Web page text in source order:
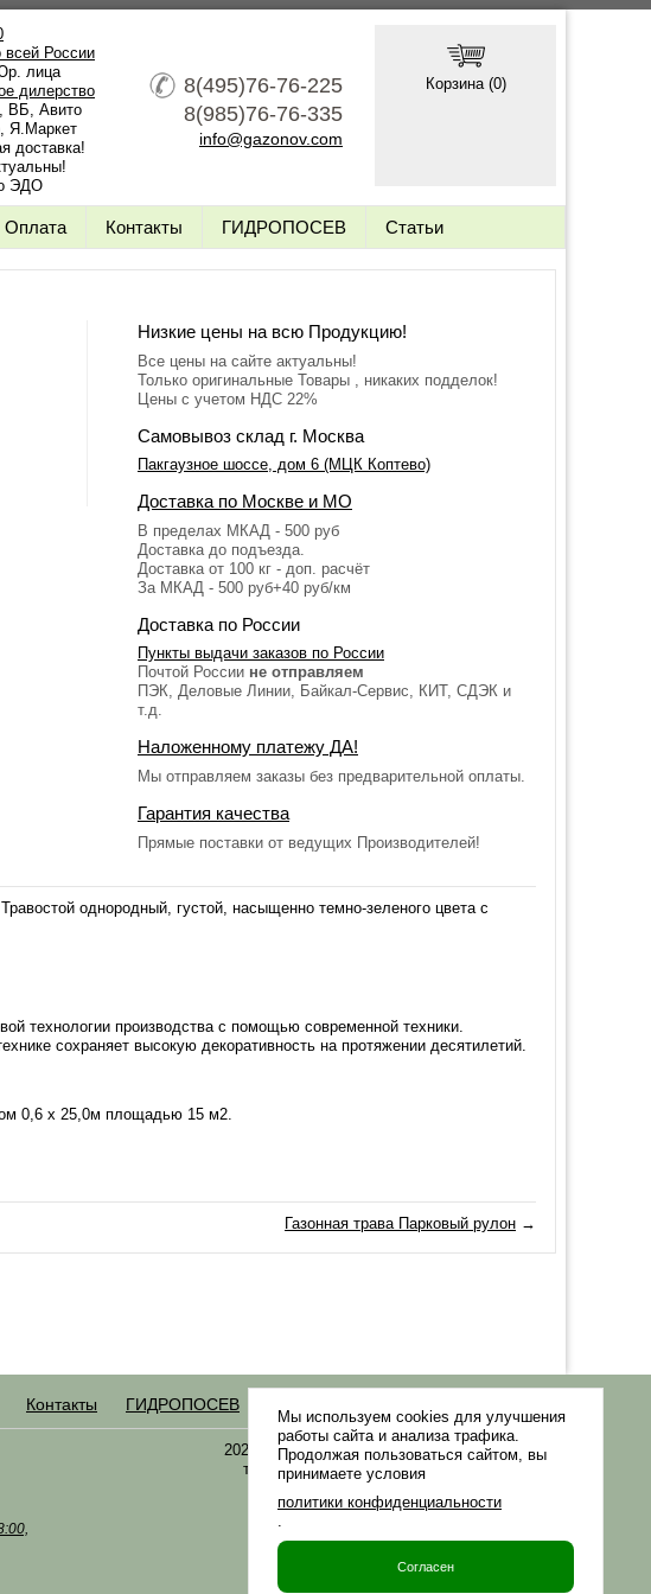
всей России
лица
дилерство
ВБ, Авито
Я.Маркет
доставка!
ЭДО
8(495)76-76-225
8(985)76-76-335
info@gazonov.com
Корзина (0)
Оплата Контакты ГИДРОПОСЕВ Статьи
Низкие цены на всю Продукцию!
Все цены на сайте актуальны!
Только оригинальные Товары , никаких подделок!
Цены с учетом НДС 22%
Самовывоз склад г. Москва
Пакгаузное шоссе, дом 6 (МЦК Коптево)
Доставка по Москве и МО
В пределах МКАД - 500 руб
Доставка до подъезда.
Доставка от 100 кг - доп. расчёт
За МКАД - 500 руб+40 руб/км
Доставка по России
Пункты выдачи заказов по России
Почтой России не отправляем
ПЭК, Деловые Линии, Байкал-Сервис, КИТ, СДЭК и
т.д.
Наложенному платежу ДА!
Мы отправляем заказы без предварительной оплаты.
Гарантия качества
Прямые поставки от ведущих Производителей!
однородный, густой, насыщенно темно-зеленого цвета с
технологии производства с помощью современной техники.
сохраняет высокую декоративность на протяжении десятилетий.
0,6 х 25,0м площадью 15 м2.
Газонная трава Парковый рулон →
Контакты ГИДРОПОСЕВ
2021-2026 © «Газонная трава, семена газонных
трав: выбор удобрения и средства защиты в
Мы используем cookies для улучшения
работы сайта и анализа трафика.
Продолжая пользоваться сайтом, вы
принимаете условия
политики конфиденциальности
.
Согласен